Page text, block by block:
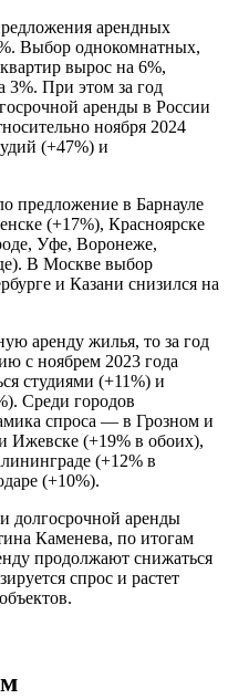
арендных
Выбор однокомнатных,
вырос на 6%,
3%. При этом за год
аренды в России
ноября 2024
(+47%) и
предложение в Барнауле
(+17%), Красноярске
Уфе, Воронеже,
В Москве выбор
и Казани снизился на
аренду жилья, то за год
с ноябрем 2023 года
студиями (+11%) и
Среди городов
спроса — в Грозном и
Ижевске (+19% в обоих),
(+12% в
(+10%).
долгосрочной аренды
Каменева, по итогам
продолжают снижаться
спрос и растет